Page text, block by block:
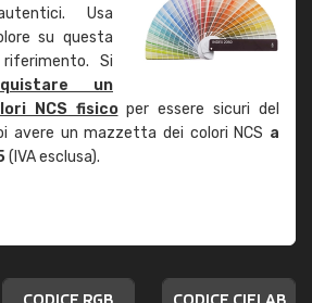
Usa
su questa
Si
un
NCS fisicoper essere sicuri del
avere un mazzetta dei colori NCS a
(IVA esclusa).